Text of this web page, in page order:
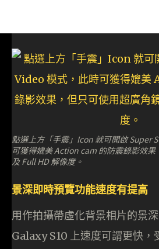
點選上方「手震」Icon 就可開啟 Super
可獲得媲美 Action cam 的防震錄影效
及 Full HD 解像度。
景深即時預覽功能速度有提高
用作拍攝帶虛化背景相片的景
Galaxy S10 上速度可謂更快，